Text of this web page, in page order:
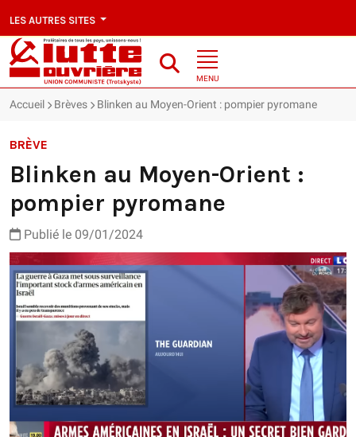
LES AUTRES SITES
MENU
Accueil Brèves Blinken au Moyen-Orient : pompier pyromane
BRÈVE
Blinken au Moyen-Orient :
pompier pyromane
Publié le 09/01/2024